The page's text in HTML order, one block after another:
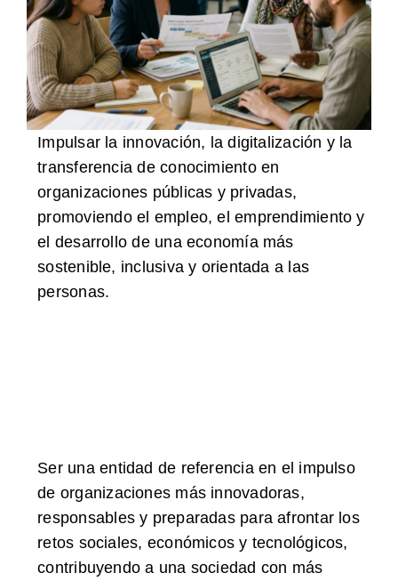
Impulsar la innovación, la digitalización y la
transferencia de conocimiento en
organizaciones públicas y privadas,
promoviendo el empleo, el emprendimiento y
el desarrollo de una economía más
sostenible, inclusiva y orientada a las
personas.
Ser una entidad de referencia en el impulso
de organizaciones más innovadoras,
responsables y preparadas para afrontar los
retos sociales, económicos y tecnológicos,
contribuyendo a una sociedad con más